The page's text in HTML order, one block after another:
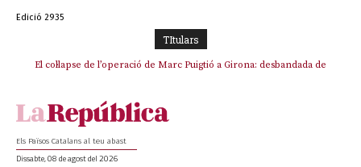
Edició 2935
TItulars
El col·lapse de l’operació de Marc Puigtió a Girona: desbandada de
L’ANC respon amb una mobilització a La Jonquera contra la
Els Països Catalans al teu abast
Dissabte, 08 de agost del 2026